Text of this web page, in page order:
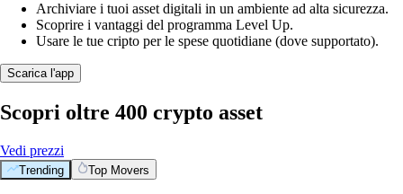
Archiviare i tuoi asset digitali in un ambiente ad alta sicurezza.
Scoprire i vantaggi del programma Level Up.
Usare le tue cripto per le spese quotidiane (dove supportato).
Scarica l'app
Scopri oltre 400 crypto asset
Vedi prezzi
Trending Top Movers